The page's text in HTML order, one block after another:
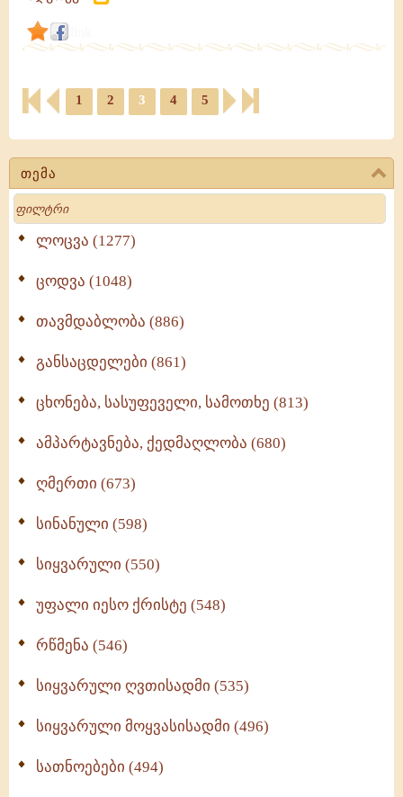
თემა
Search
ლოცვა (1277)
ცოდვა (1048)
თავმდაბლობა (886)
განსაცდელები (861)
ცხონება, სასუფეველი, სამოთხე (813)
ამპარტავნება, ქედმაღლობა (680)
ღმერთი (673)
სინანული (598)
სიყვარული (550)
უფალი იესო ქრისტე (548)
რწმენა (546)
სიყვარული ღვთისადმი (535)
სიყვარული მოყვასისადმი (496)
სათნოებები (494)
1 2 3 4 5